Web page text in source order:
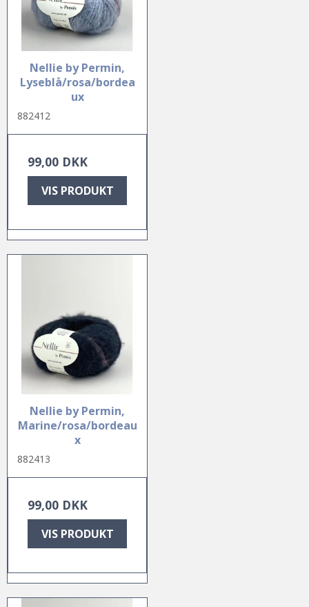
Nellie by Permin,
Lyseblå/rosa/bordea
ux
882412
99,00 DKK
VIS PRODUKT
Nellie by Permin,
Marine/rosa/bordeau
x
882413
99,00 DKK
VIS PRODUKT